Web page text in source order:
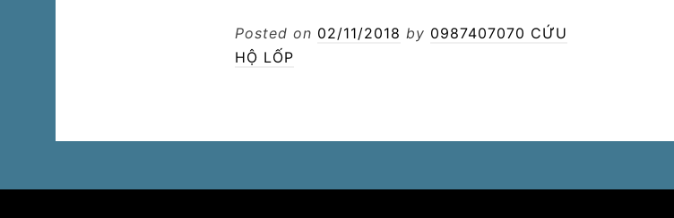
Vá
Posted on 02/11/2018 by 0987407070 CỨU
HỘ LỐP